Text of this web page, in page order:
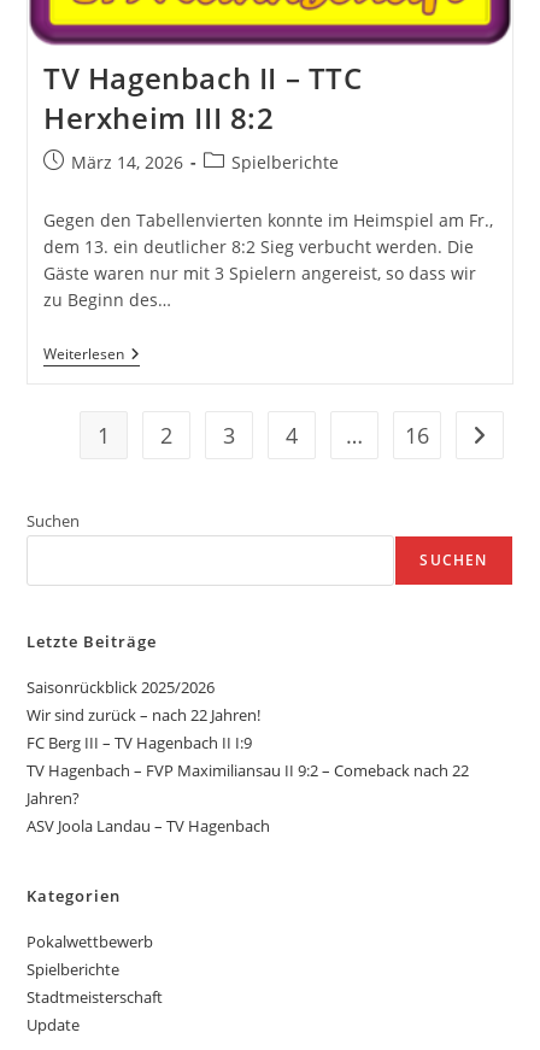
TV Hagenbach II – TTC
Herxheim III 8:2
BeitragMärz 14, 2026
Beitrags-
Spielberichte
Gegen den Tabellenvierten konnte im Heimspiel am Fr.,
dem 13. ein deutlicher 8:2 Sieg verbucht werden. Die
Gäste waren nur mit 3 Spielern angereist, so dass wir
zu Beginn des…
WeiterlesenTV
Hagenbach
Herxheim
1 2 3 4 … 16 Zur
Suchen
SUCHEN
Letzte Beiträge
Saisonrückblick 2025/2026
Wir sind zurück – nach 22 Jahren!
FC Berg III – TV Hagenbach II I:9
TV Hagenbach – FVP Maximiliansau II 9:2 – Comeback nach 22
Jahren?
ASV Joola Landau – TV Hagenbach
Kategorien
Pokalwettbewerb
Spielberichte
Stadtmeisterschaft
Update